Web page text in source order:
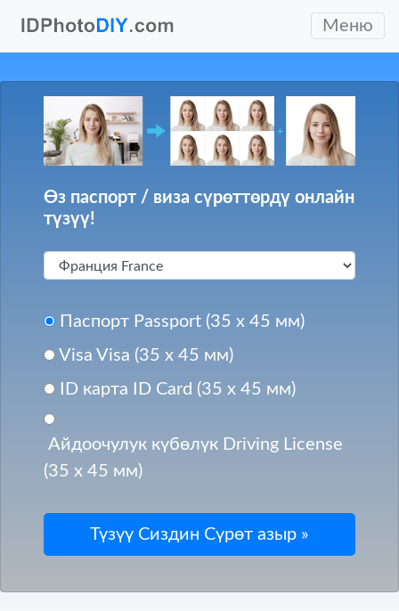
Меню
Өз паспорт / виза сүрөттөрдү онлайн
түзүү!
Паспорт Passport (35 x 45 мм)
Visa Visa (35 x 45 мм)
ID карта ID Card (35 x 45 мм)
Айдоочулук күбөлүк Driving License
(35 x 45 мм)